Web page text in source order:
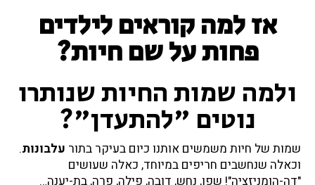
אז למה קוראים לילדים
פחות על שם חיות?
ולמה שמות החיות שנותרו
נוטים "להתעדן"?
שמות של חיות משמשים אותנו כיום בעיקר בתור עלבונות.
וכאלה שנחשבים חריפים במיוחד, כאלה שעושים
"דה-הומניזציה"! שפן, נחש, דובה, פילה, פרה, בת-יענה…